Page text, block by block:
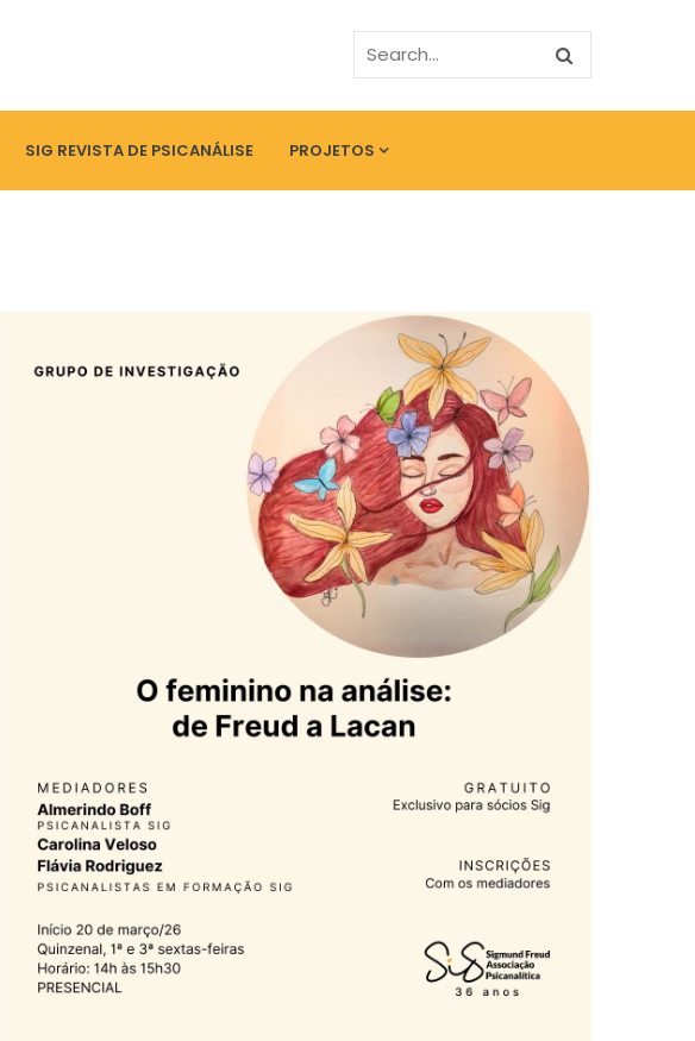
SIG REVISTA DE PSICANÁLISE PROJETOS